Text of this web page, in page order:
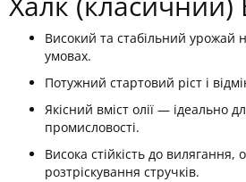
Високий та стабільний урожай
умовах.
Потужний стартовий ріст і
Якісний вміст олії — ідеально
промисловості.
Висока стійкість до вилягання,
розтріскування стручків.